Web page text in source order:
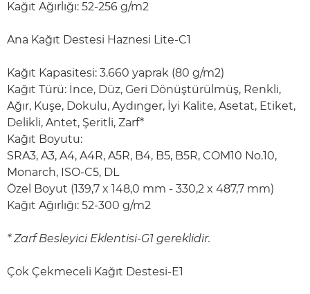
Kağıt Ağırlığı: 52-256 g/m2
Ana Kağıt Destesi Haznesi Lite-C1
Kağıt Kapasitesi: 3.660 yaprak (80 g/m2)
Kağıt Türü: İnce, Düz, Geri Dönüştürülmüş, Renkli,
Ağır, Kuşe, Dokulu, Aydınger, İyi Kalite, Asetat, Etiket,
Delikli, Antet, Şeritli, Zarf*
Kağıt Boyutu:
SRA3, A3, A4, A4R, A5R, B4, B5, B5R, COM10 No.10,
Monarch, ISO-C5, DL
Özel Boyut (139,7 x 148,0 mm - 330,2 x 487,7 mm)
Kağıt Ağırlığı: 52-300 g/m2
* Zarf Besleyici Eklentisi-G1 gereklidir.
Çok Çekmeceli Kağıt Destesi-E1